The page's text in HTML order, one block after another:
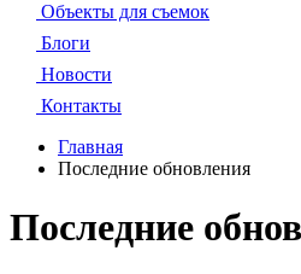
Объекты для съемок
Блоги
Новости
Контакты
Главная
Последние обновления
Последние